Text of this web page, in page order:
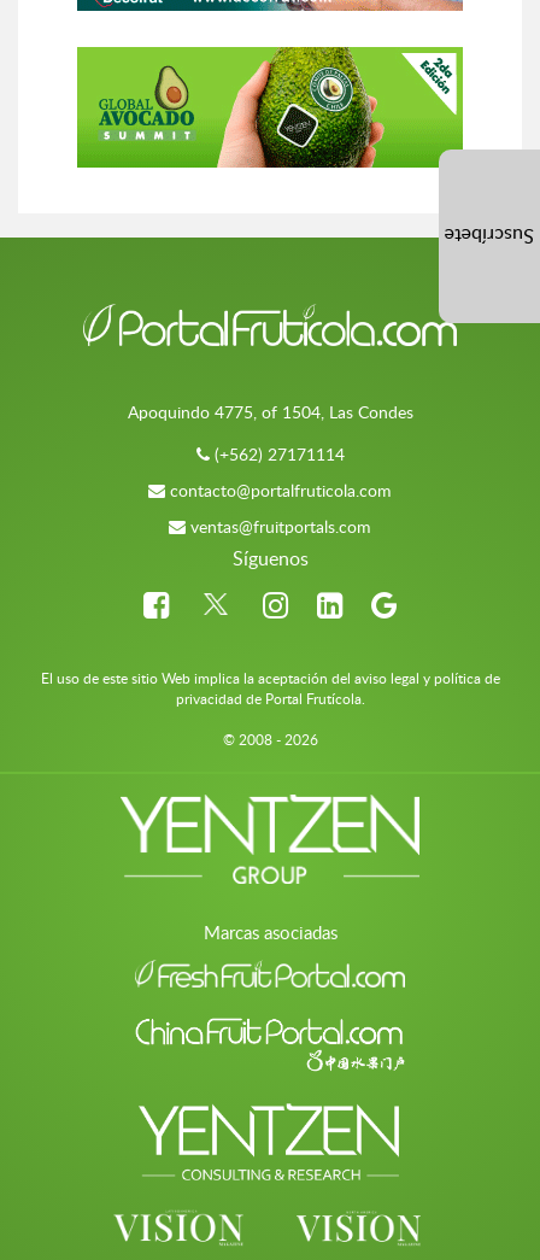
Apoquindo 4775, of 1504, Las Condes
(+562) 27171114
contacto@portalfruticola.com
ventas@fruitportals.com
Síguenos
El uso de este sitio Web implica la aceptación del aviso legal y política de
privacidad de Portal Frutícola.
© 2008 - 2026
Marcas asociadas
Suscríbete